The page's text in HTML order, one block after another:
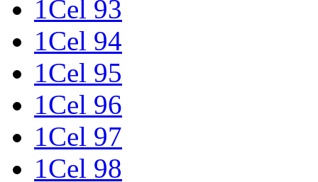
1Cel 93
1Cel 94
1Cel 95
1Cel 96
1Cel 97
1Cel 98